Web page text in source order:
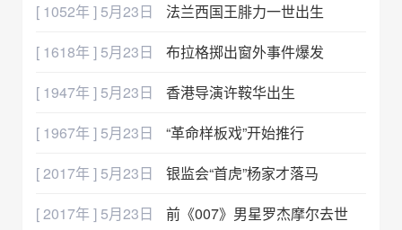
[ 1052年 ] 5月23日
法兰西国王腓力一世出生
[ 1618年 ] 5月23日
布拉格掷出窗外事件爆发
[ 1947年 ] 5月23日
香港导演许鞍华出生
[ 1967年 ] 5月23日
“革命样板戏”开始推行
[ 2017年 ] 5月23日
银监会“首虎”杨家才落马
[ 2017年 ] 5月23日
前《007》男星罗杰摩尔去世